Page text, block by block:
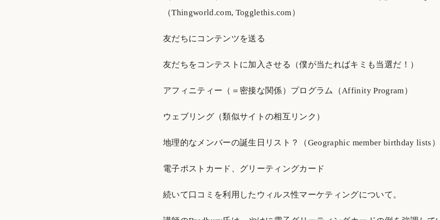
（Thingworld.com, Togglethis.com）
友だちにコンテンツを送る
友だちをコンテストに加入させる（僕が当たればキミも当選だ！）
アフィニティー（＝密接な関係）プログラム（Affinity Program）
ウェブリング（類似サイトの相互リンク）
地理的なメンバーの誕生日リスト？（Geographic member birthday lists）
電子ポストカード、グリーティングカード
続いて口コミを利用したウィルス性マーケティングについて。